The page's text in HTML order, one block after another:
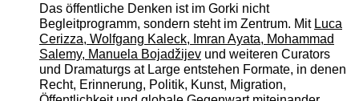
Das öffentliche Denken ist im Gorki nicht
Begleitprogramm, sondern steht im Zentrum. Mit Luca
Cerizza, Wolfgang Kaleck, Imran Ayata, Mohammad
Salemy, Manuela Bojadžijevund weiteren Curators
und Dramaturgs at Large entstehen Formate, in denen
Recht, Erinnerung, Politik, Kunst, Migration,